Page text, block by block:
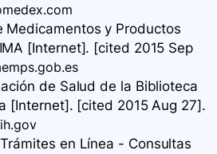
Medicamentos y Productos
[Internet]. [cited 2015 Sep
de Salud de la Biblioteca
[Internet]. [cited 2015 Aug 27].
en Línea - Consultas